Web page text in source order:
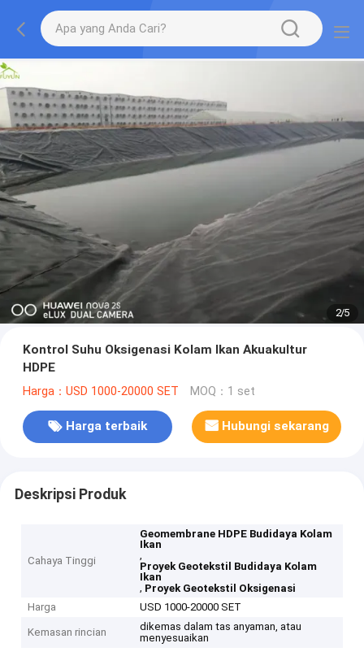
2/5
Kontrol Suhu Oksigenasi Kolam Ikan Akuakultur
HDPE
Harga：USD 1000-20000 SET MOQ：1 set
Harga terbaik Hubungi sekarang
Deskripsi Produk
Cahaya Tinggi
Geomembrane HDPE Budidaya Kolam
Ikan
,
Proyek Geotekstil Budidaya Kolam
Ikan
, Proyek Geotekstil Oksigenasi
Harga
USD 1000-20000 SET
Kemasan rincian
dikemas dalam tas anyaman, atau
menyesuaikan